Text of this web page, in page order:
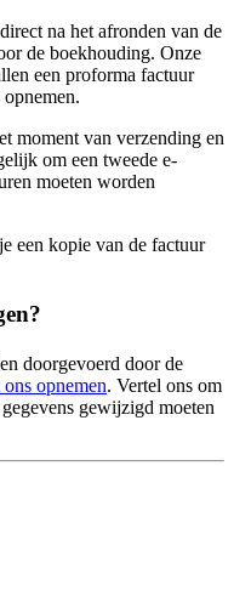
na het afronden van de
de boekhouding. Onze
een proforma factuur
moment van verzending en
om een tweede e-
moeten worden
een kopie van de factuur
doorgevoerd door de
opnemen. Vertel ons om
gewijzigd moeten